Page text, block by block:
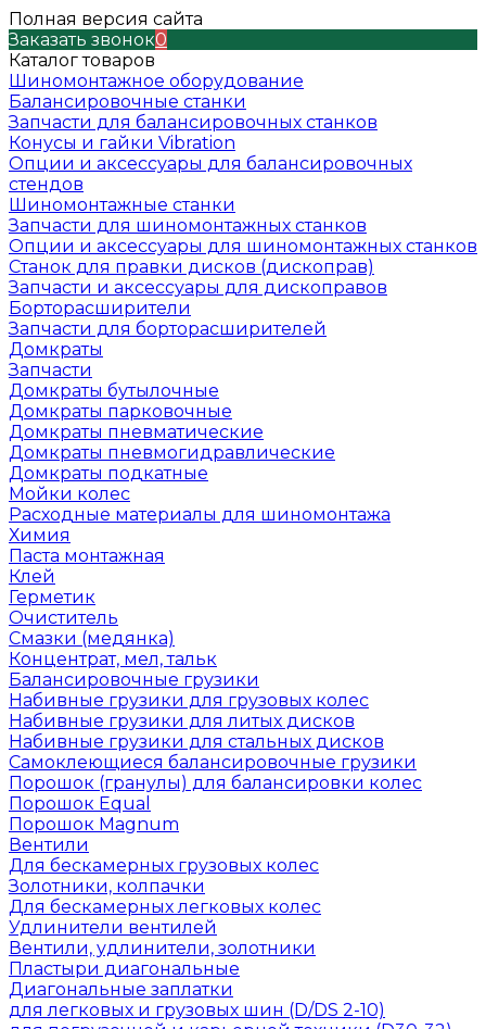
Полная версия сайта
Заказать звонок0
Каталог товаров
Шиномонтажное оборудование
Балансировочные станки
Запчасти для балансировочных станков
Конусы и гайки Vibration
Опции и аксессуары для балансировочных
стендов
Шиномонтажные станки
Запчасти для шиномонтажных станков
Опции и аксессуары для шиномонтажных станков
Станок для правки дисков (дископрав)
Запчасти и аксессуары для дископравов
Борторасширители
Запчасти для борторасширителей
Домкраты
Запчасти
Домкраты бутылочные
Домкраты парковочные
Домкраты пневматические
Домкраты пневмогидравлические
Домкраты подкатные
Мойки колес
Расходные материалы для шиномонтажа
Химия
Паста монтажная
Клей
Герметик
Очиститель
Смазки (медянка)
Концентрат, мел, тальк
Балансировочные грузики
Набивные грузики для грузовых колес
Набивные грузики для литых дисков
Набивные грузики для стальных дисков
Самоклеющиеся балансировочные грузики
Порошок (гранулы) для балансировки колес
Порошок Equal
Порошок Magnum
Вентили
Для бескамерных грузовых колес
Золотники, колпачки
Для бескамерных легковых колес
Удлинители вентилей
Вентили, удлинители, золотники
Пластыри диагональные
Диагональные заплатки
для легковых и грузовых шин (D/DS 2-10)